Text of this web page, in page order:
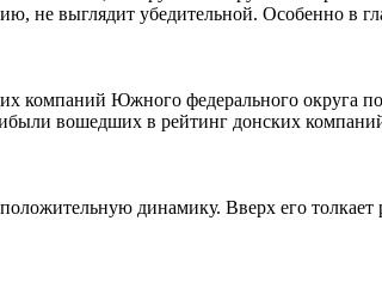
не выглядит убедительной. Особенно в
компаний Южного федерального
вошедших в рейтинг донских
динамику. Вверх его толкает